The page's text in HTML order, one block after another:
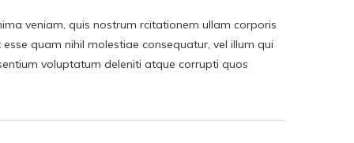
veniam, quis nostrum rcitationem ullam corporis
quam nihil molestiae consequatur, vel illum qui
voluptatum deleniti atque corrupti quos